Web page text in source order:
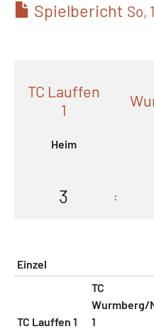
Spielbericht So,
TC Lauffen
1
Heim
3 :
Einzel
TC Lauffen 1
TC
Wurmberg/
1